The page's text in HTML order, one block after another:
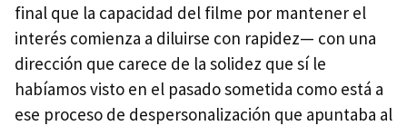
final que la capacidad del filme por mantener el
interés comienza a diluirse con rapidez— con una
dirección que carece de la solidez que sí le
habíamos visto en el pasado sometida como está a
ese proceso de despersonalización que apuntaba al